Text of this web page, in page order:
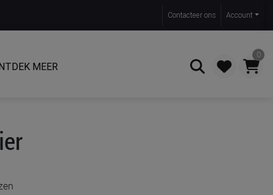
Contacteer ons Account
MEER
0